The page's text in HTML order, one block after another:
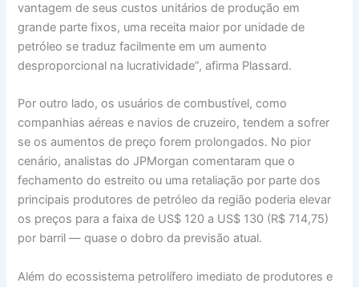
vantagem de seus custos unitários de produção em
grande parte fixos, uma receita maior por unidade de
petróleo se traduz facilmente em um aumento
desproporcional na lucratividade”, afirma Plassard.
Por outro lado, os usuários de combustível, como
companhias aéreas e navios de cruzeiro, tendem a sofrer
se os aumentos de preço forem prolongados. No pior
cenário, analistas do JPMorgan comentaram que o
fechamento do estreito ou uma retaliação por parte dos
principais produtores de petróleo da região poderia elevar
os preços para a faixa de US$ 120 a US$ 130 (R$ 714,75)
por barril — quase o dobro da previsão atual.
Além do ecossistema petrolífero imediato de produtores e